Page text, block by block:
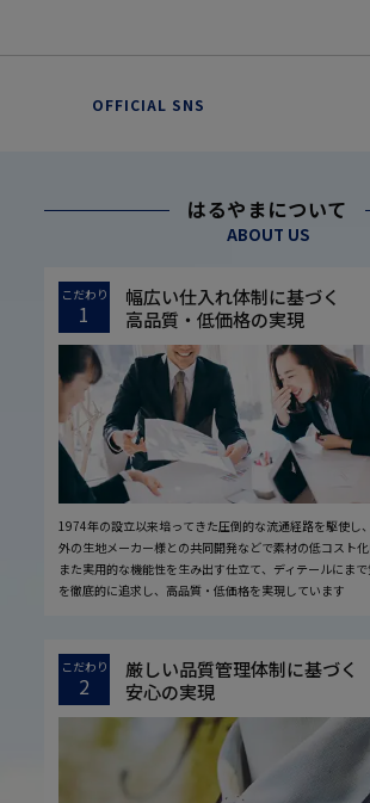
OFFICIAL SNS
はるやまについて
ABOUT US
こだわり
1
幅広い仕入れ体制に基づく
高品質・低価格の実現
1974年の設立以来培ってきた圧倒的な流通経路を駆使し
外の生地メーカー様との共同開発などで素材の低コスト化
また実用的な機能性を生み出す仕立て、ディテールにま
を徹底的に追求し、高品質・低価格を実現しています
こだわり
2
厳しい品質管理体制に基づく
安心の実現